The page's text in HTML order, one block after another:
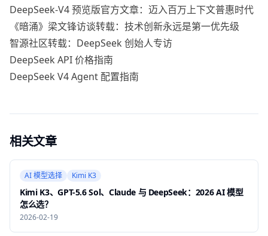
DeepSeek-V4 预览版官方文章：迈入百万上下文普惠时代
《暗涌》梁文锋访谈转载：技术创新永远是第一优先级
智源社区转载：DeepSeek 创始人专访
DeepSeek API 价格指南
DeepSeek V4 Agent 配置指南
相关文章
AI 模型选择 Kimi K3
Kimi K3、GPT-5.6 Sol、Claude 与 DeepSeek：2026 AI 模型
怎么选？
2026-02-19